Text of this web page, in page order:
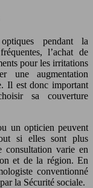
pendant la
l’achat de
pour les irritations
une augmentation
Il est donc important
sa couverture
un opticien peuvent
si elles sont plus
consultation varie en
et de la région. En
conventionné
la Sécurité sociale.